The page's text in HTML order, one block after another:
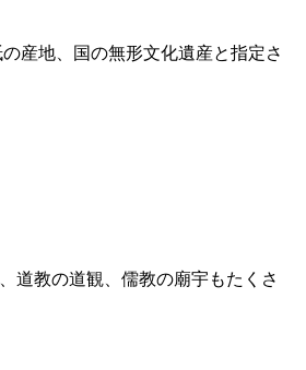
の産地、国の無形文化遺産と指定さ
道教の道観、儒教の廟宇もたくさ